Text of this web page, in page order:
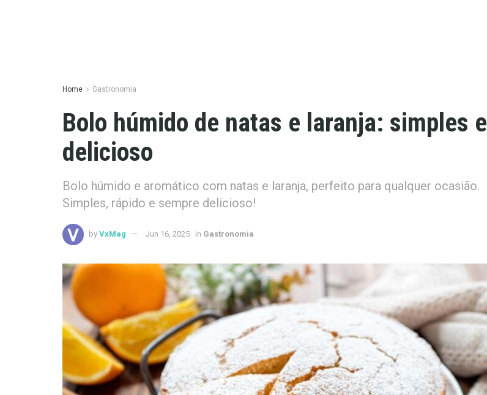
Home Gastronomia
Bolo húmido de natas e laranja: simples e
delicioso
Bolo húmido e aromático com natas e laranja, perfeito para qualquer ocasião.
Simples, rápido e sempre delicioso!
by VxMag Jun 16, 2025 in Gastronomia